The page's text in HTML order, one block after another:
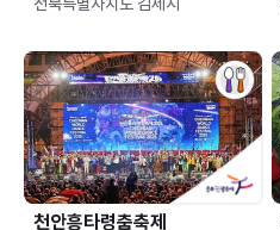
천안흥타령춤축제